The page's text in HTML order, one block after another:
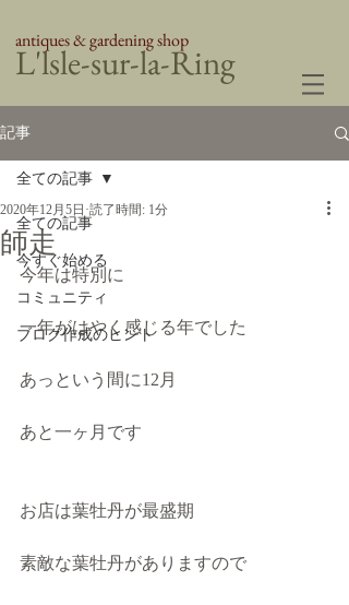
​L'lsle-sur-la-Ring
antiques & gardening shop
記事
全ての記事
今すぐ始める
コミュニティ
ブログ作成のヒント
全ての記事
師走
2020年12月5日 読了時間: 1分
今年は特別に
一年がはやく感じる年でした
あっという間に12月
あと一ヶ月です
お店は葉牡丹が最盛期
素敵な葉牡丹がありますので